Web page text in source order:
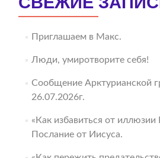
Приглашаем в Макс.
Люди, умиротворите себя!
Сообщение Арктурианской
26.07.2026г.
«Как избавиться от иллюзии
Послание от Иисуса.